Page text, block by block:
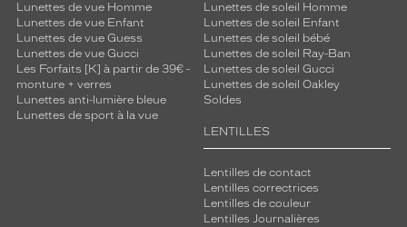
Lunettes de vue Homme
Lunettes de vue Enfant
Lunettes de vue Guess
Lunettes de vue Gucci
Les Forfaits [K] à partir de 39€ -
monture + verres
Lunettes anti-lumière bleue
Lunettes de sport à la vue
Lunettes de soleil Homme
Lunettes de soleil Enfant
Lunettes de soleil bébé
Lunettes de soleil Ray-Ban
Lunettes de soleil Gucci
Lunettes de soleil Oakley
Soldes
LENTILLES
Lentilles de contact
Lentilles correctrices
Lentilles de couleur
Lentilles Journalières